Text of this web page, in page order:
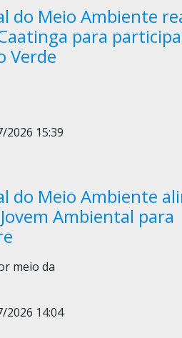
do Meio Ambiente
para
Verde
2026 15:39
do Meio Ambiente
Ambiental para
meio da
2026 14:04